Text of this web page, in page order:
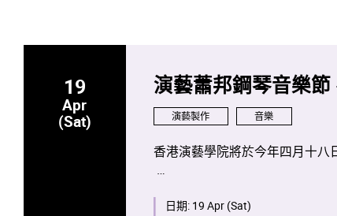
19
Apr
(Sat)
演藝蕭邦鋼琴音樂節
演藝製作 音樂
香港演藝學院將於今年四月十八
生及校友攜手演出。
日期: 19 Apr (Sat)